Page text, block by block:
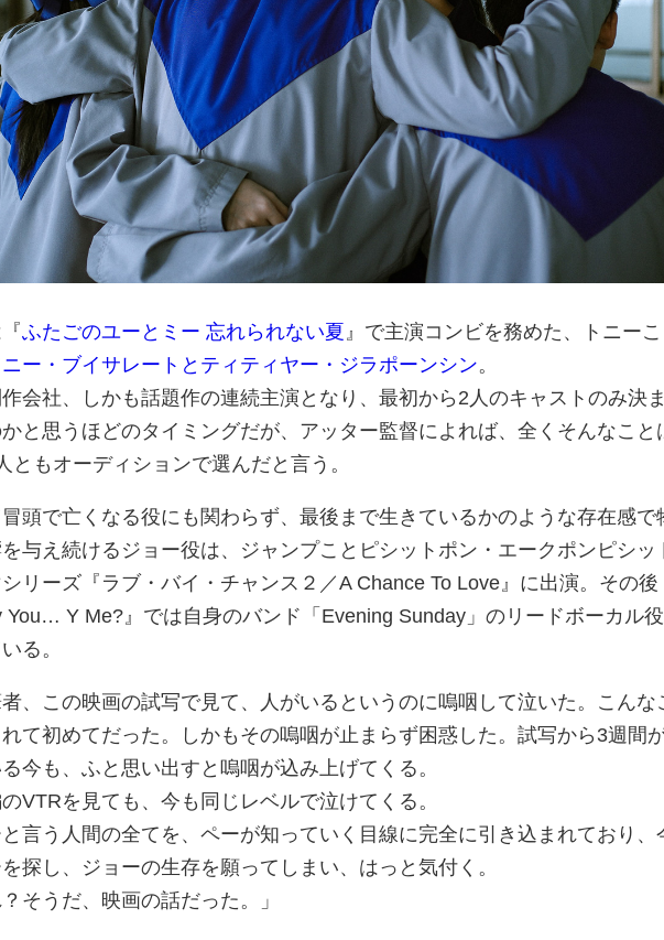
ふたごのユーとミー 忘れられない夏 』で主演コンビを務めた、トニー
ー・ブイサレートとティティヤー・ジラポーンシン。
作会社、しかも話題作の連続主演となり、最初から2人のキャストのみ決
と思うほどのタイミングだが、アッター監督によれば、全くそんなこと
ともオーディションで選んだと言う。
頭で亡くなる役にも関わらず、最後まで生きているかのような存在感で
与え続けるジョー役は、ジャンプことピシットポン・エークポンピシッ
シリーズ『ラブ・バイ・チャンス２／A Chance To Love』に出演。その後
You… Y Me?』では自身のバンド「Evening Sunday」のリードボーカル
る。
、この映画の試写で見て、人がいるというのに嗚咽して泣いた。こんな
て初めてだった。しかもその嗚咽が止まらず困惑した。試写から3週間
る今も、ふと思い出すと嗚咽が込み上げてくる。
VTRを見ても、今も同じレベルで泣けてくる。
言う人間の全てを、ペーが知っていく目線に完全に引き込まれており、
探し、ジョーの生存を願ってしまい、はっと気付く。
？そうだ、映画の話だった。」